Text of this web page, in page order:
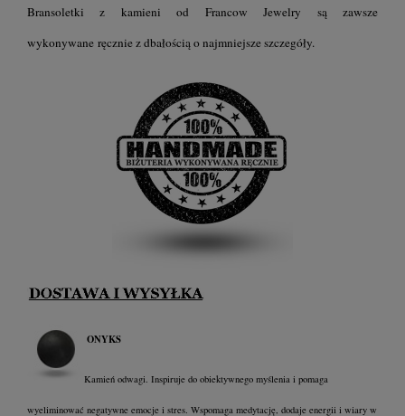
Bransoletki z kamieni od Francow Jewelry są zawsze
wykonywane ręcznie z dbałością o najmniejsze szczegóły.
ONYKS
Kamień odwagi. Inspiruje do obiektywnego myślenia i pomaga
wyeliminować negatywne emocje i stres. Wspomaga medytację, dodaje energii i wiary w